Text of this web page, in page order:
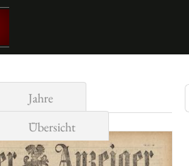
Jahre
Übersicht